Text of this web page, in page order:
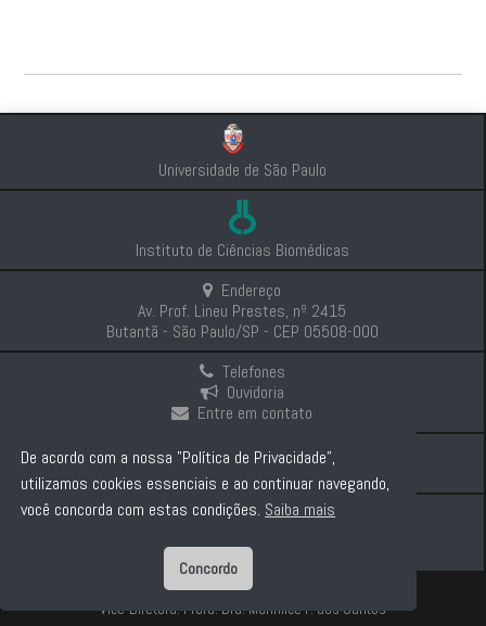
Universidade de São Paulo
Instituto de Ciências Biomédicas
Endereço
Av. Prof. Lineu Prestes, nº 2415
Butantã - São Paulo/SP - CEP 05508-000
Telefones
Ouvidoria
Entre em contato
Intranet
Comunicação e Imprensa
Politica de Privacidade
Diretor: Prof. Dr. Carlos Pelleschi Taborda
Vice-Diretora: Profa. Dra. Marinilce F. dos Santos
De acordo com a nossa "Política de Privacidade",
utilizamos cookies essenciais e ao continuar navegando,
você concorda com estas condições. Saiba mais
Concordo